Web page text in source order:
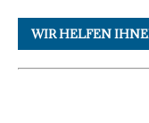
WIR HELFEN